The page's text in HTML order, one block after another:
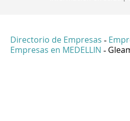
Directorio de Empresas -
Empresas en MEDELLIN -